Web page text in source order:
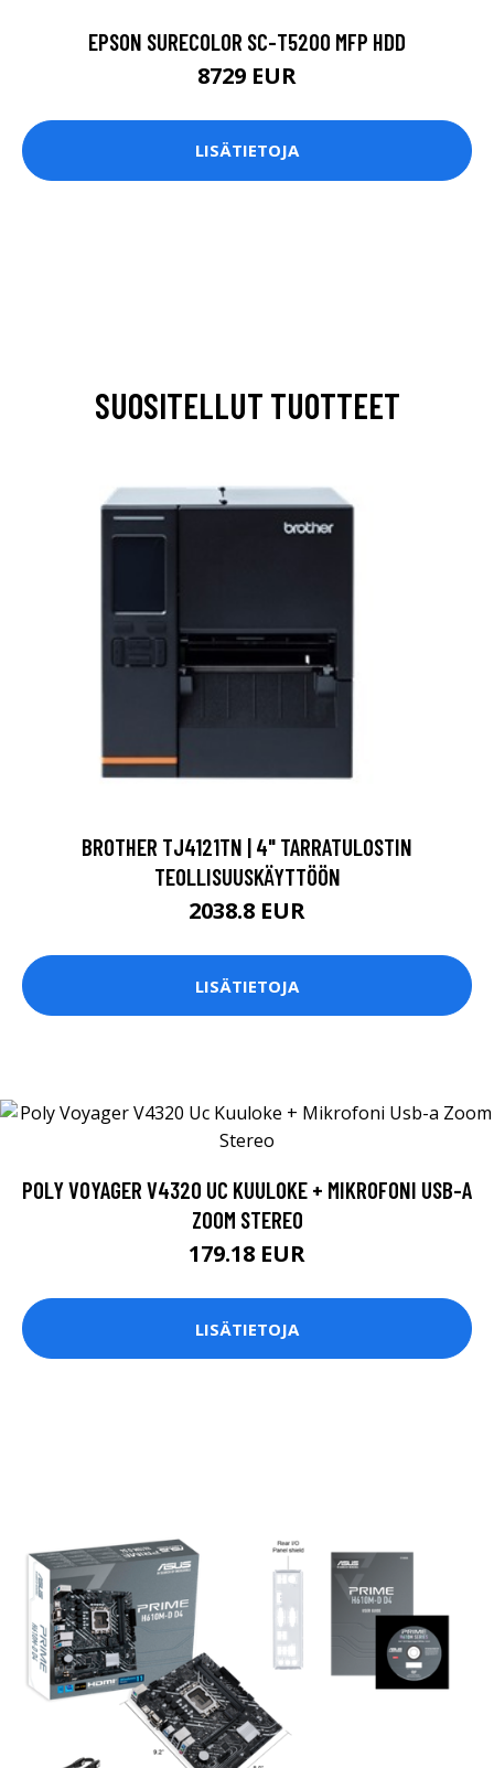
EPSON SURECOLOR SC-T5200 MFP HDD
8729 EUR
LISÄTIETOJA
SUOSITELLUT TUOTTEET
BROTHER TJ4121TN | 4" TARRATULOSTIN
TEOLLISUUSKÄYTTÖÖN
2038.8 EUR
LISÄTIETOJA
POLY VOYAGER V4320 UC KUULOKE + MIKROFONI USB-A
ZOOM STEREO
179.18 EUR
LISÄTIETOJA